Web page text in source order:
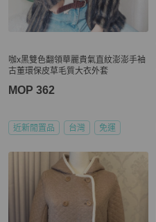
咖x黑雙色翻領華麗貴氣直紋澎澎手袖
古董環保皮草毛質大衣外套
MOP 362
近新閒置品 台灣 免運